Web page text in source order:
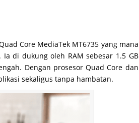
Core MediaTek MT6735 yang mana
di dukung oleh RAM sebesar 1.5 GB
Dengan prosesor Quad Core dan
sekaligus tanpa hambatan.